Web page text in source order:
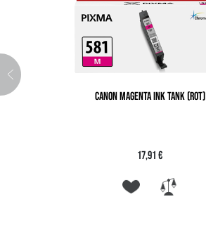
CANON MAGENTA INK TANK (ROT)
17,91 €